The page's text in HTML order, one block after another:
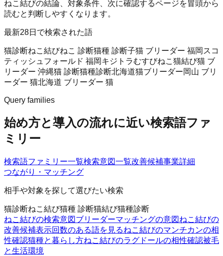
ねこ結びの結論、対象条件、次に確認するページを冒頭から
読むと判断しやすくなります。
最新28日で検索された語
猫診断ねこ結びねこ 診断猫種 診断子猫 ブリーダー 福岡 スコ
ティッシュフォールド 福岡キジトラむすびねこ 猫結び猫 ブ
リーダー 沖縄猫 診断猫種診断北海道猫ブリーダー岡山 ブリ
ーダー 猫北海道 ブリーダー 猫
Query families
始め方と導入の流れに近い検索語ファ
ミリー
検索語ファミリー一覧検索意図一覧改善候補事業詳細
つながり・マッチング
相手や対象を探して選びたい検索
猫診断ねこ結び猫種 診断猫結び猫種診断
ねこ結びの検索意図 ブリーダーマッチングの意図 ねこ結びの
改善候補表示回数のある語を見るねこ結びのマンチカンの相
性確認猫種と暮らし方ねこ結びのラグドールの相性確認被毛
と生活環境